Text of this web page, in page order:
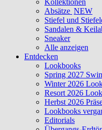
Kollektionen
Absätze NEW
Stiefel und
Sandalen &
Sneaker
Alle anzeigen
Entdecken
Lookbooks
Spring 2027
Winter 2026
Resort 2026
Herbst 2026
Lookbooks
Editorials